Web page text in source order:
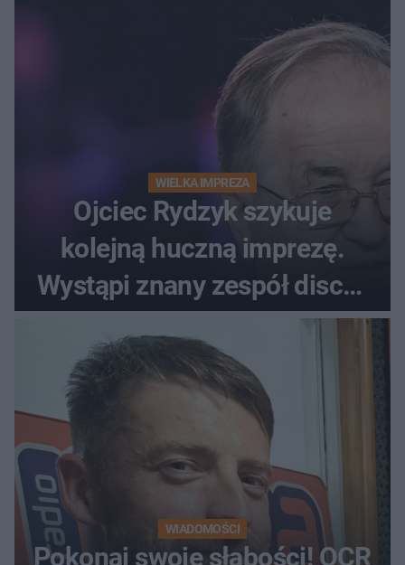
WIELKA IMPREZA
Ojciec Rydzyk szykuje
kolejną huczną imprezę.
Wystąpi znany zespół disco-
polo
WIADOMOŚCI
Pokonaj swoje słabości! OCR